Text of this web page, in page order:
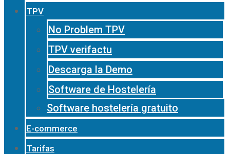
TPV
No Problem TPV
TPV verifactu
Descarga la Demo
Software de Hostelería
Software hostelería gratuito
E-commerce
Tarifas